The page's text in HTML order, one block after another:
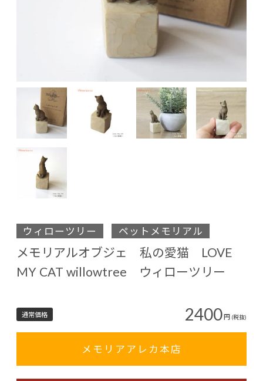
ウィローツリー ペットメモリアル
メモリアルオブジェ 私の愛猫 LOVE
MY CAT willowtree ウィローツリー
通常価格 2400円 (税抜)
メモリアアレカ本店